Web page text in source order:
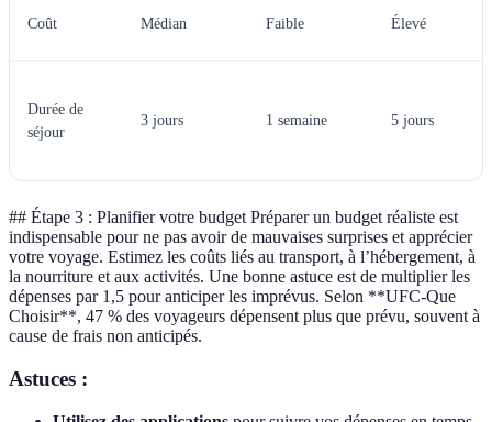
Coût Médian Faible Élevé
Durée de
séjour
3 jours 1 semaine 5 jours
## Étape 3 : Planifier votre budget Préparer un budget réaliste est
indispensable pour ne pas avoir de mauvaises surprises et apprécier
votre voyage. Estimez les coûts liés au transport, à l’hébergement, à
la nourriture et aux activités. Une bonne astuce est de multiplier les
dépenses par 1,5 pour anticiper les imprévus. Selon **UFC-Que
Choisir**, 47 % des voyageurs dépensent plus que prévu, souvent à
cause de frais non anticipés.
Astuces :